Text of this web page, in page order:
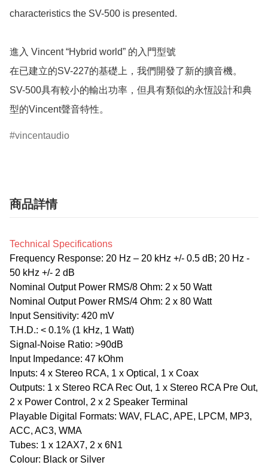
characteristics the SV-500 is presented.
進入 Vincent “Hybrid world” 的入門型號
在已建立的SV-227的基礎上，我們開發了新的擴音機。
SV-500具有較小的輸出功率，但具有類似的永恆設計和典
vincentaudio
商品詳情
Technical Specifications
Frequency Response: 20 Hz – 20 kHz +/- 0.5 dB; 20 Hz -
50 kHz +/- 2 dB
Nominal Output Power RMS/8 Ohm: 2 x 50 Watt
Nominal Output Power RMS/4 Ohm: 2 x 80 Watt
Input Sensitivity: 420 mV
T.H.D.: < 0.1% (1 kHz, 1 Watt)
Signal-Noise Ratio: >90dB
Input Impedance: 47 kOhm
Inputs: 4 x Stereo RCA, 1 x Optical, 1 x Coax
Outputs: 1 x Stereo RCA Rec Out, 1 x Stereo RCA Pre Out,
2 x Power Control, 2 x 2 Speaker Terminal
Playable Digital Formats: WAV, FLAC, APE, LPCM, MP3,
ACC, AC3, WMA
Tubes: 1 x 12AX7, 2 x 6N1
Colour: Black or Silver